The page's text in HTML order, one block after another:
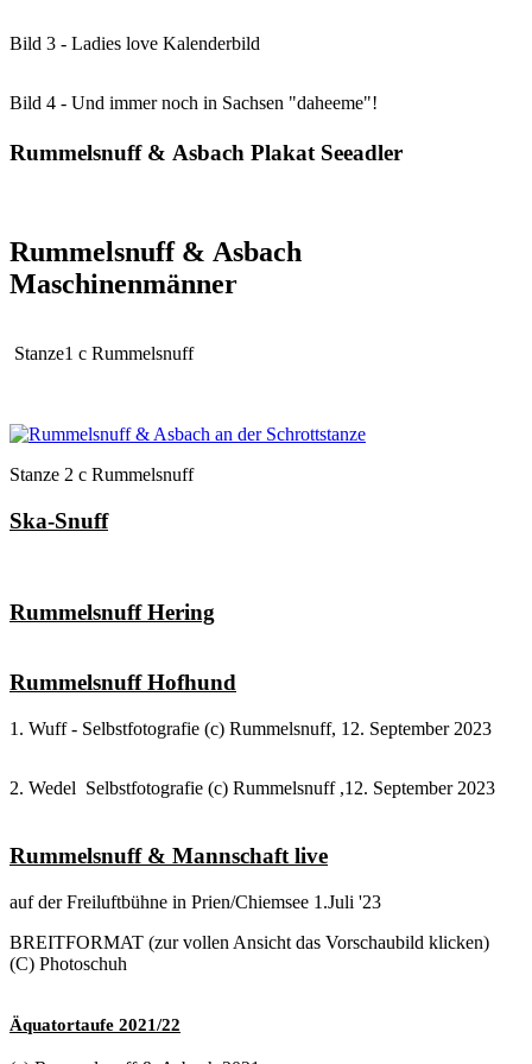
Bild 3 - Ladies love Kalenderbild
Bild 4 - Und immer noch in Sachsen "daheeme"!
Rummelsnuff & Asbach Plakat Seeadler
Rummelsnuff & Asbach
Maschinenmänner
Stanze1 c Rummelsnuff
Stanze 2 c Rummelsnuff
Ska-Snuff
Rummelsnuff Hering
Rummelsnuff Hofhund
1. Wuff - Selbstfotografie (c) Rummelsnuff, 12. September 2023
2. Wedel Selbstfotografie (c) Rummelsnuff ,12. September 2023
Rummelsnuff & Mannschaft live
auf der Freiluftbühne in Prien/Chiemsee 1.Juli '23
BREITFORMAT (zur vollen Ansicht das Vorschaubild klicken)
(C) Photoschuh
Äquatortaufe 2021/22